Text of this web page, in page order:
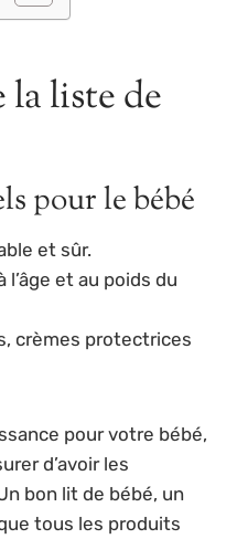
liste de
pour le bébé
et sûr.
et au poids du
crèmes protectrices
pour votre bébé,
d’avoir les
bon lit de bébé, un
tous les produits